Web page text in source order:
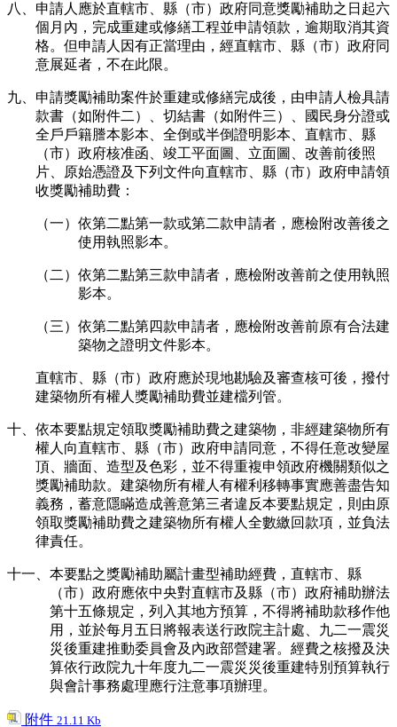
八、申請人應於直轄市、縣（市）政府同意獎勵補助之日起六
個月內，完成重建或修繕工程並申請領款，逾期取消其資
格。但申請人因有正當理由，經直轄市、縣（市）政府同
意展延者，不在此限。
九、申請獎勵補助案件於重建或修繕完成後，由申請人檢具請
款書（如附件二）、切結書（如附件三）、國民身分證或
全戶戶籍謄本影本、全倒或半倒證明影本、直轄市、縣
（市）政府核准函、竣工平面圖、立面圖、改善前後照
片、原始憑證及下列文件向直轄市、縣（市）政府申請領
收獎勵補助費：
（一）依第二點第一款或第二款申請者，應檢附改善後之
使用執照影本。
（二）依第二點第三款申請者，應檢附改善前之使用執照
影本。
（三）依第二點第四款申請者，應檢附改善前原有合法建
築物之證明文件影本。
直轄市、縣（市）政府應於現地勘驗及審查核可後，撥付
建築物所有權人獎勵補助費並建檔列管。
十、依本要點規定領取獎勵補助費之建築物，非經建築物所有
權人向直轄市、縣（市）政府申請同意，不得任意改變屋
頂、牆面、造型及色彩，並不得重複申領政府機關類似之
獎勵補助款。建築物所有權人有權利移轉事實應善盡告知
義務，蓄意隱瞞造成善意第三者違反本要點規定，則由原
領取獎勵補助費之建築物所有權人全數繳回款項，並負法
律責任。
十一、本要點之獎勵補助屬計畫型補助經費，直轄市、縣
（市）政府應依中央對直轄市及縣（市）政府補助辦法
第十五條規定，列入其地方預算，不得將補助款移作他
用，並於每月五日將報表送行政院主計處、九二一震災
災後重建推動委員會及內政部營建署。經費之核撥及決
算依行政院九十年度九二一震災災後重建特別預算執行
與會計事務處理應行注意事項辦理。
附件 21.11 Kb